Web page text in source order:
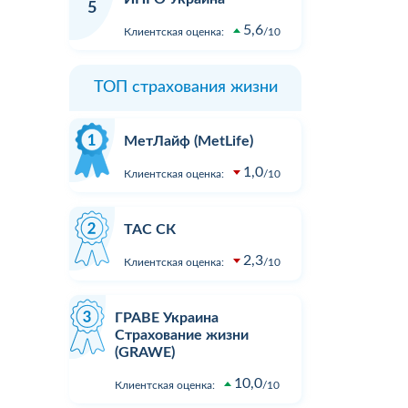
На що отримав відповідь - "Вам
як передзвонюють. Навіщо там
менеджери сидять.?...
Подробнее
5
Клиентская оценка: 5,6 10
ТОП страхования жизни
МетЛайф (MetLife)
Клиентская оценка: 1,0 10
ТАС СК
Клиентская оценка: 2,3 10
ГРАВЕ Украина
Страхование жизни
(GRAWE)
Клиентская оценка: 10,0 10